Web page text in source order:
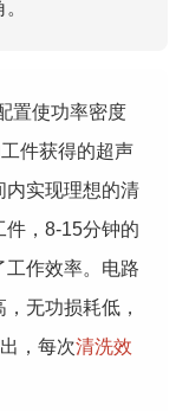
置使功率密度
件获得的超声
内实现理想的清
件，8-15分钟的
工作效率。电路
无功损耗低，
，每次清洗效